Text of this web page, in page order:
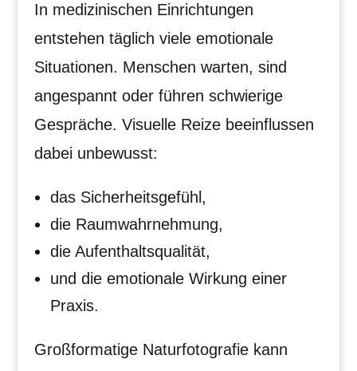
In medizinischen Einrichtungen
entstehen täglich viele emotionale
Situationen. Menschen warten, sind
angespannt oder führen schwierige
Gespräche. Visuelle Reize beeinflussen
dabei unbewusst:
das Sicherheitsgefühl,
die Raumwahrnehmung,
die Aufenthaltsqualität,
und die emotionale Wirkung einer
Praxis.
Großformatige Naturfotografie kann